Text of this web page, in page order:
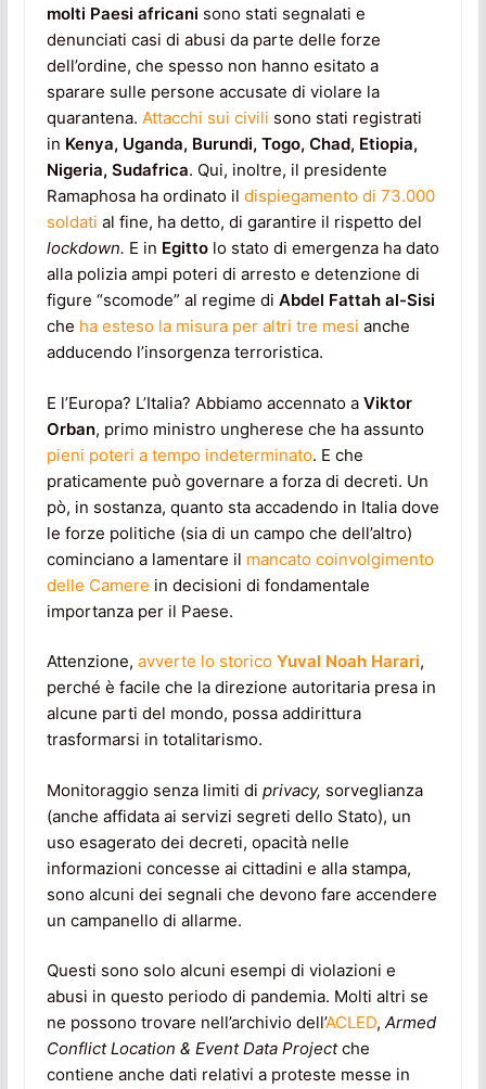
molti Paesi africani sono stati segnalati e
denunciati casi di abusi da parte delle forze
dell’ordine, che spesso non hanno esitato a
sparare sulle persone accusate di violare la
quarantena. Attacchi sui civili sono stati registrati
in Kenya, Uganda, Burundi, Togo, Chad, Etiopia,
Nigeria, Sudafrica. Qui, inoltre, il presidente
Ramaphosa ha ordinato il dispiegamento di 73.000
soldati al fine, ha detto, di garantire il rispetto del
lockdown. E in Egittolo stato di emergenza ha dato
alla polizia ampi poteri di arresto e detenzione di
figure “scomode” al regime di Abdel Fattah al-Sisi
che ha esteso la misura per altri tre mesi anche
adducendo l’insorgenza terroristica.
E l’Europa? L’Italia? Abbiamo accennato a Viktor
Orban, primo ministro ungherese che ha assunto
pieni poteri a tempo indeterminato. E che
praticamente può governare a forza di decreti. Un
pò, in sostanza, quanto sta accadendo in Italia dove
le forze politiche (sia di un campo che dell’altro)
cominciano a lamentare il mancato coinvolgimento
delle Camere in decisioni di fondamentale
importanza per il Paese.
Attenzione, avverte lo storico Yuval Noah Harari,
perché è facile che la direzione autoritaria presa in
alcune parti del mondo, possa addirittura
trasformarsi in totalitarismo.
Monitoraggio senza limiti di privacy, sorveglianza
(anche affidata ai servizi segreti dello Stato), un
uso esagerato dei decreti, opacità nelle
informazioni concesse ai cittadini e alla stampa,
sono alcuni dei segnali che devono fare accendere
un campanello di allarme.
Questi sono solo alcuni esempi di violazioni e
abusi in questo periodo di pandemia. Molti altri se
ne possono trovare nell’archivio dell’ACLED, Armed
Conflict Location & Event Data Projectche
contiene anche dati relativi a proteste messe in